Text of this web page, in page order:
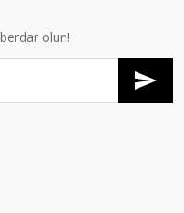
olun!